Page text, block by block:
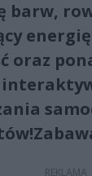
barw,
oraz